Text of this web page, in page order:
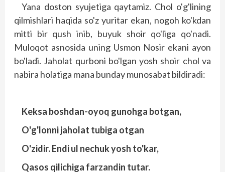
Yana doston syujetiga qaytamiz. Chol o'g'lining
qilmishlari haqida so'z yuritar ekan, nogoh ko'kdan
mitti bir qush inib, buyuk shoir qo'liga qo'nadi.
Muloqot asnosida uning Usmon Nosir ekani ayon
bo'ladi. Jaholat qurboni bo'lgan yosh shoir chol va
nabira holatiga mana bunday munosabat bildiradi:
Keksa boshdan-oyoq gunohga botgan,
O'g'lonni jaholat tubiga otgan
O'zidir. Endi ul nechuk yosh to'kar,
Qasos qilichiga farzandin tutar.